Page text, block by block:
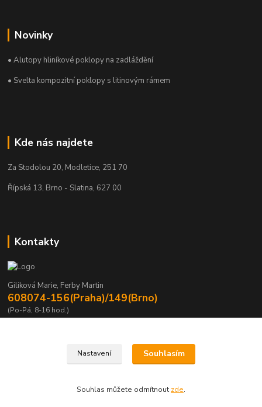
Novinky
• Alutopy hliníkové poklopy na zadláždění
• Svelta kompozitní poklopy s litinovým rámem
Kde nás najdete
Za Stodolou 20, Modletice, 251 70
Řípská 13, Brno - Slatina, 627 00
Kontakty
Giliková Marie, Ferby Martin
608074-156(Praha)/149(Brno)
(Po-Pá, 8-16 hod.)
Nastavení Souhlasím
Souhlas můžete odmítnout zde.